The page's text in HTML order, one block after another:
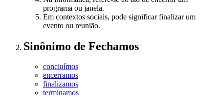
programa ou janela.
Em contextos sociais, pode significar finalizar um
evento ou reunião.
Sinônimo de Fechamos
concluímos
encerramos
finalizamos
terminamos